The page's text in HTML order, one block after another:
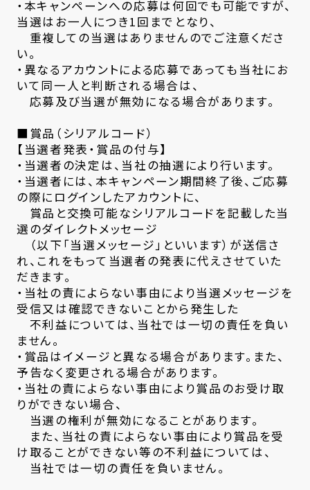
・本キャンペーンへの応募は何回でも可能ですが、
当選はお一人につき1回までとなり、
重複しての当選はありませんのでご注意くださ
い。
・異なるアカウントによる応募であっても当社にお
いて同一人と判断される場合は、
応募及び当選が無効になる場合があります。
■賞品（シリアルコード）
【当選者発表・賞品の付与】
・当選者の決定は、当社の抽選により行います。
・当選者には、本キャンペーン期間終了後、ご応募
の際にログインしたアカウントに、
賞品と交換可能なシリアルコードを記載した当
選のダイレクトメッセージ
（以下「当選メッセージ」といいます）が送信さ
れ、これをもって当選者の発表に代えさせていた
だきます。
・当社の責によらない事由により当選メッセージを
受信又は確認できないことから発生した
不利益については、当社では一切の責任を負い
ません。
・賞品はイメージと異なる場合があります。また、
予告なく変更される場合があります。
・当社の責によらない事由により賞品のお受け取
りができない場合、
当選の権利が無効になることがあります。
また、当社の責によらない事由により賞品を受
け取ることができない等の不利益については、
当社では一切の責任を負いません。